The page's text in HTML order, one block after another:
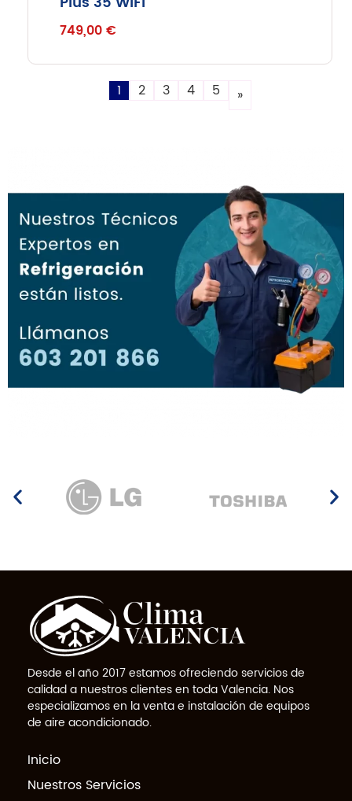
749,00€
1 2 3 4 5 »
Desde el año 2017 estamos ofreciendo servicios de
calidad a nuestros clientes en toda Valencia. Nos
especializamos en la venta e instalación de equipos
de aire acondicionado.
Inicio
Nuestros Servicios